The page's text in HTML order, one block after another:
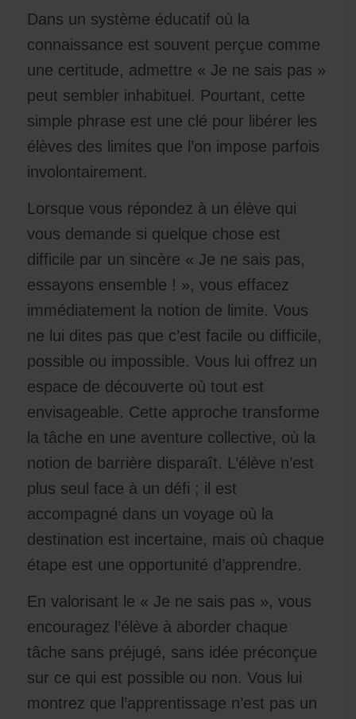
Dans un système éducatif où la
connaissance est souvent perçue comme
une certitude, admettre « Je ne sais pas »
peut sembler inhabituel. Pourtant, cette
simple phrase est une clé pour libérer les
élèves des limites que l’on impose parfois
involontairement.
Lorsque vous répondez à un élève qui
vous demande si quelque chose est
difficile par un sincère « Je ne sais pas,
essayons ensemble ! », vous effacez
immédiatement la notion de limite. Vous
ne lui dites pas que c’est facile ou difficile,
possible ou impossible. Vous lui offrez un
espace de découverte où tout est
envisageable. Cette approche transforme
la tâche en une aventure collective, où la
notion de barrière disparaît. L’élève n’est
plus seul face à un défi ; il est
accompagné dans un voyage où la
destination est incertaine, mais où chaque
étape est une opportunité d’apprendre.
En valorisant le « Je ne sais pas », vous
encouragez l’élève à aborder chaque
tâche sans préjugé, sans idée préconçue
sur ce qui est possible ou non. Vous lui
montrez que l’apprentissage n’est pas un